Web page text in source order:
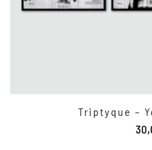
Triptyque –